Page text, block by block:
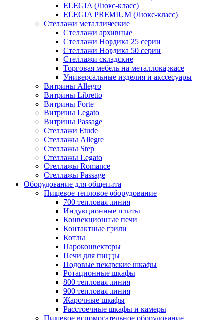
ELEGIA (Люкс-класс)
ELEGIA PREMIUM (Люкс-класс)
Стеллажи металлические
Стеллажи архивные
Стеллажи Нордика 25 серии
Стеллажи Нордика 50 серии
Стеллажи складские
Торговая мебель на металлокаркасе
Универсальные изделия и акссесуары
Витрины Allegro
Витрины Libretto
Витрины Forte
Витрины Legato
Витрины Passage
Стеллажи Etude
Стеллажы Allegre
Стеллажы Step
Стеллажы Legato
Стеллажы Romance
Стеллажы Passage
Оборудование для общепита
Пищевое тепловое оборудование
700 тепловая линия
Индукционные плиты
Конвекционные печи
Контактные грили
Котлы
Пароконвекторы
Печи для пиццы
Подовые пекарские шкафы
Ротационные шкафы
800 тепловая линия
900 тепловая линия
Жарочные шкафы
Расстоечные шкафы и камеры
Пищевое вспомогательное оборудование